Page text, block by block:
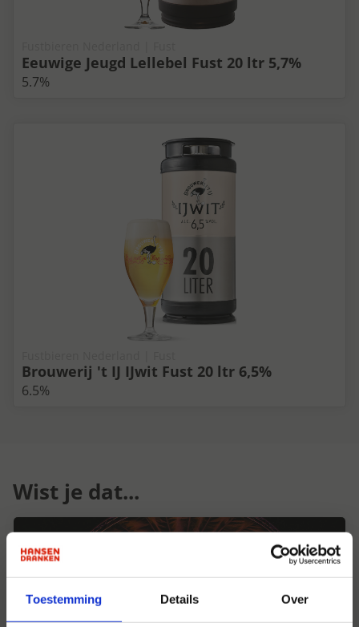
Toestemming Details Over
Eeuwige Jeugd Lellebel Fust 20 ltr 5,7%
5.7%
Brouwerij 't IJ IJwit Fust 20 ltr 6,5%
6.5%
Wist je dat...